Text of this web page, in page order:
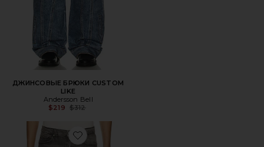
ДЖИНСОВЫЕ БРЮКИ CUSTOM
LIKE
Andersson Bell
$219 Previous price:
$312
Favorite ЗАУЖЕННЫЕ ДЖИНСЫ SONNY